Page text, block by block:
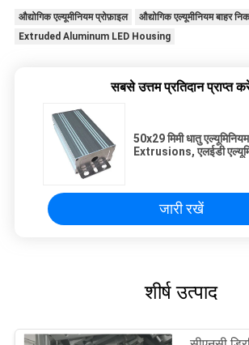
औद्योगिक एल्यूमीनियम प्रोफ़ाइल
औद्योगिक एल्यूमीनियम बाहर
Extruded Aluminum LED Housing
सबसे उत्तम प्रतिदान प्राप्त
50x29 मिमी धातु
Extrusions, एलईडी
जारी रखें
शीर्ष उत्पाद